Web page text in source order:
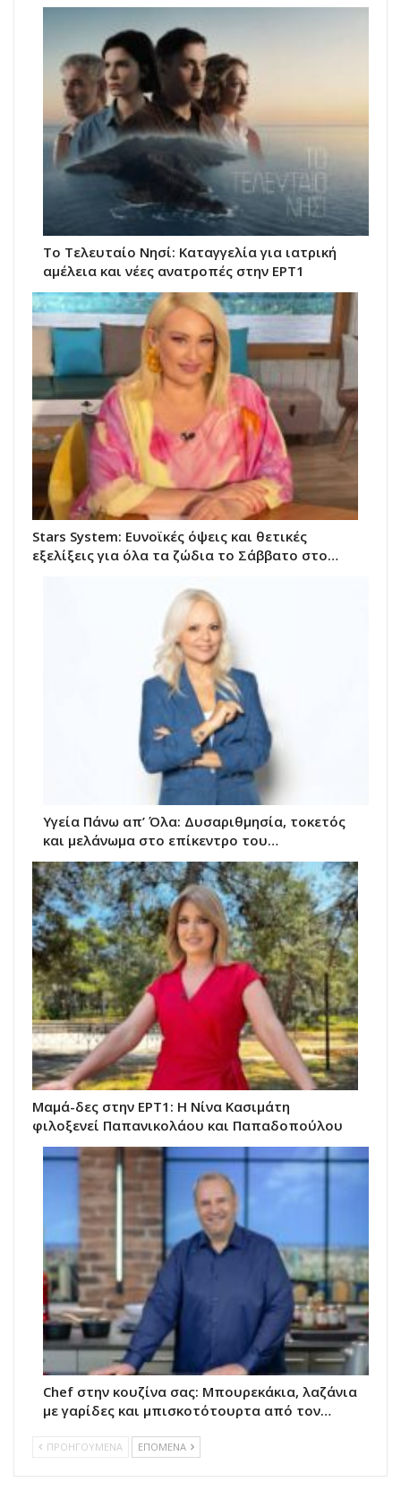
Το Τελευταίο Νησί: Καταγγελία για ιατρική
αμέλεια και νέες ανατροπές στην ΕΡΤ1
Stars System: Ευνοϊκές όψεις και θετικές
εξελίξεις για όλα τα ζώδια το Σάββατο στο…
Υγεία Πάνω απ’ Όλα: Δυσαριθμησία, τοκετός
και μελάνωμα στο επίκεντρο του…
Μαμά-δες στην ΕΡΤ1: Η Νίνα Κασιμάτη
φιλοξενεί Παπανικολάου και Παπαδοπούλου
Chef στην κουζίνα σας: Μπουρεκάκια, λαζάνια
με γαρίδες και μπισκοτότουρτα από τον…
ΠΡΟΗΓΟΥΜΕΝΑ ΕΠΟΜΕΝΑ